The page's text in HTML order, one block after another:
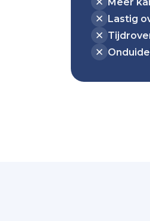
Lastig